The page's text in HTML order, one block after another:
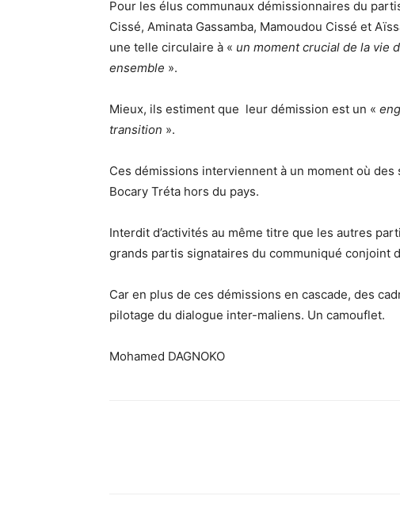
Pour les élus communaux démissionnaires du
Cissé, Aminata Gassamba, Mamoudou Cissé et
une telle circulaire à « un moment crucial de la vie
ensemble ».
Mieux, ils estiment que leur démission est un «
transition ».
Ces démissions interviennent à un moment où
Bocary Tréta hors du pays.
Interdit d’activités au même titre que les autres
grands partis signataires du communiqué conjoint
Car en plus de ces démissions en cascade, des
pilotage du dialogue inter-maliens. Un camouflet.
Mohamed DAGNOKO